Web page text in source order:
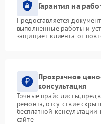
Гарантия на
Предоставляется
выполненные работы и
защищает клиента от
Прозрачное
консультация
Точные прайс-листы,
ремонта, отсутствие
бесплатной
сайте